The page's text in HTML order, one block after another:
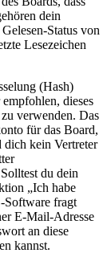
dein
Status von
Lesezeichen
(Hash)
dieses
verwenden. Das
für das Board,
dich kein Vertreter
du dein
„Ich habe
Software fragt
E-Mail-Adresse
an diese
kannst.